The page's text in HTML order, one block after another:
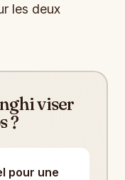
les deux
viser
?
pour une